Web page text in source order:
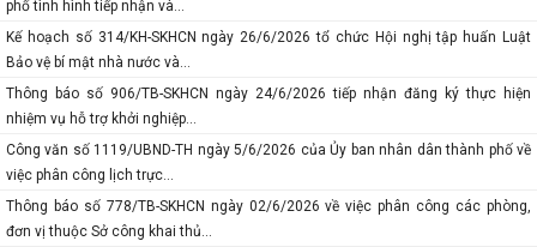
phố tình hình tiếp nhận và...
Kế hoạch số 314/KH-SKHCN ngày 26/6/2026 tổ chức Hội nghị tập huấn Luật
Bảo vệ bí mật nhà nước và...
Thông báo số 906/TB-SKHCN ngày 24/6/2026 tiếp nhận đăng ký thực hiện
nhiệm vụ hỗ trợ khởi nghiệp...
Công văn số 1119/UBND-TH ngày 5/6/2026 của Ủy ban nhân dân thành phố về
việc phân công lịch trực...
Thông báo số 778/TB-SKHCN ngày 02/6/2026 về việc phân công các phòng,
đơn vị thuộc Sở công khai thủ...